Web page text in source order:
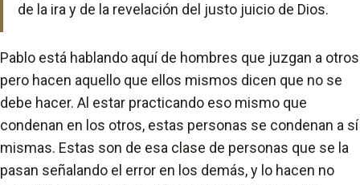
de la ira y de la revelación del justo juicio de Dios.
Pablo está hablando aquí de hombres que juzgan a otros
pero hacen aquello que ellos mismos dicen que no se
debe hacer. Al estar practicando eso mismo que
condenan en los otros, estas personas se condenan a sí
mismas. Estas son de esa clase de personas que se la
pasan señalando el error en los demás, y lo hacen no